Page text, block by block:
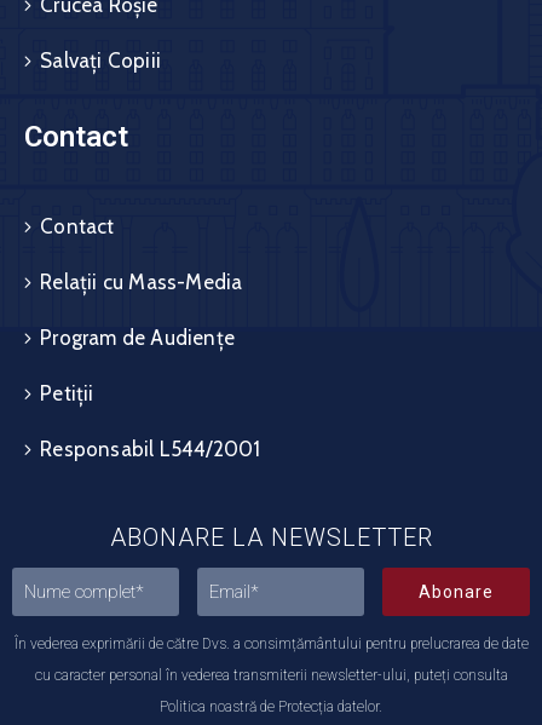
Crucea Roșie
Salvați Copiii
Contact
Contact
Relații cu Mass-Media
Program de Audiențe
Petiții
Responsabil L544/2001
ABONARE LA NEWSLETTER
Abonare
În vederea exprimării de către Dvs. a consimțământului pentru prelucrarea de date
cu caracter personal în vederea transmiterii newsletter-ului, puteți consulta
Politica noastră de Protecția datelor.